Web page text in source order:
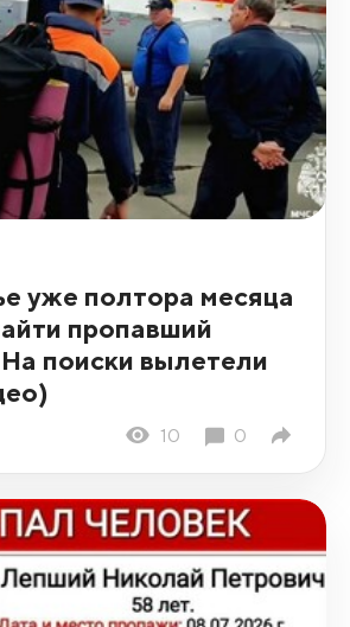
уже полтора месяца
пропавший
поиски вылетели
10 0